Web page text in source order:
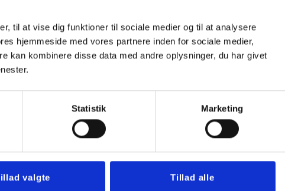
til at vise dig funktioner til sociale medier og til at analysere
hjemmeside med vores partnere inden for sociale medier,
kan kombinere disse data med andre oplysninger, du har givet
Statistik Marketing
valgte Tillad alle
VORES YDELSER
Vi tilbyder en række services indenfor havearbejde,
Brolægning